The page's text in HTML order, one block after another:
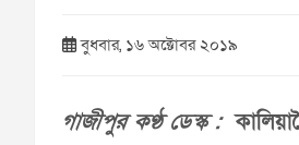
বুধবার, ১৬ অক্টোবর ২০১৯
গাজীপুর কণ্ঠ ডেস্ক :